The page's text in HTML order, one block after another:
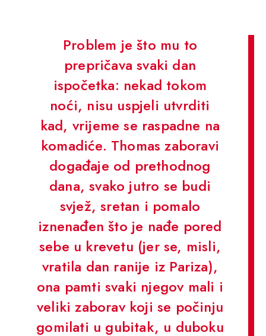
Problem je što mu to
prepričava svaki dan
ispočetka: nekad tokom
noći, nisu uspjeli utvrditi
kad, vrijeme se raspadne na
komadiće. Thomas zaboravi
događaje od prethodnog
dana, svako jutro se budi
svjež, sretan i pomalo
iznenađen što je nađe pored
sebe u krevetu (jer se, misli,
vratila dan ranije iz Pariza),
ona pamti svaki njegov mali i
veliki zaborav koji se počinju
gomilati u gubitak, u duboku